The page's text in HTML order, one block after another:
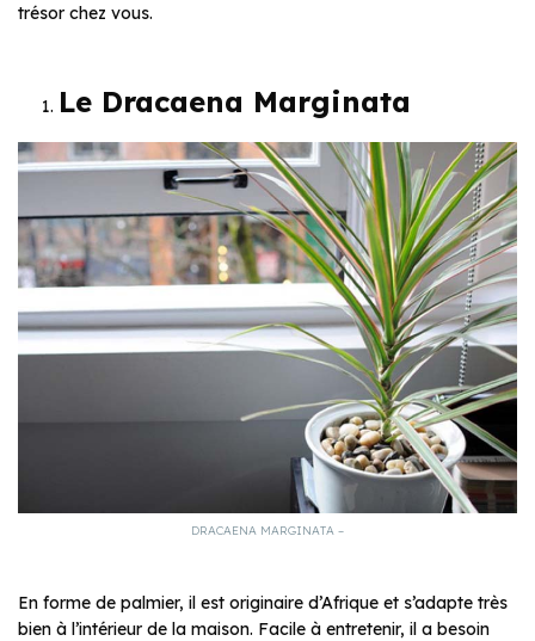
trésor chez vous.
Le Dracaena Marginata
DRACAENA MARGINATA –
En forme de palmier, il est originaire d’Afrique et s’adapte très
bien à l’intérieur de la maison. Facile à entretenir, il a besoin